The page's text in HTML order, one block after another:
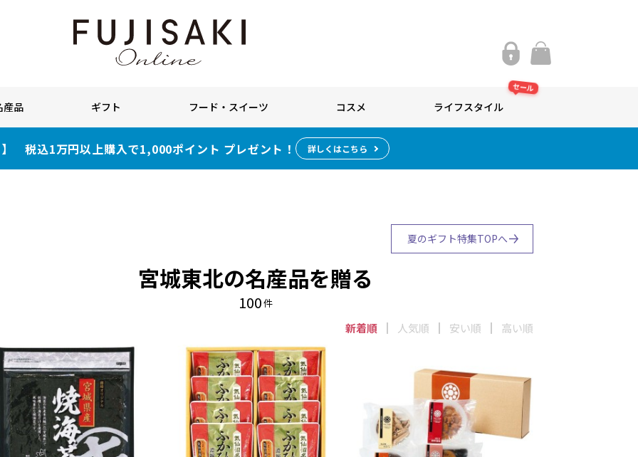
産品 ギフト フード・スイーツ コスメ ライフスタイル
セール
税込1万円以上購入で1,000ポイント プレゼント！ 詳しくはこちら
夏のギフト特集TOPへ
宮城東北の名産品を贈る
100件
新着順 人気順 安い順 高い順